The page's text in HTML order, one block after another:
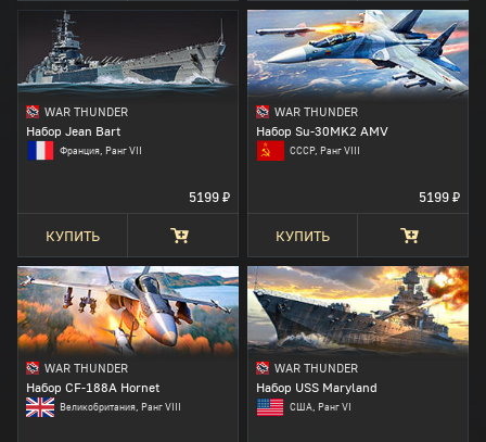
WAR THUNDER
Набор Jean Bart
Франция, Ранг VII
5199 ₽
КУПИТЬ
WAR THUNDER
Набор Su-30MK2 AMV
СССР, Ранг VIII
5199 ₽
КУПИТЬ
WAR THUNDER
Набор CF-188A Hornet
Великобритания, Ранг VIII
WAR THUNDER
Набор USS Maryland
США, Ранг VI